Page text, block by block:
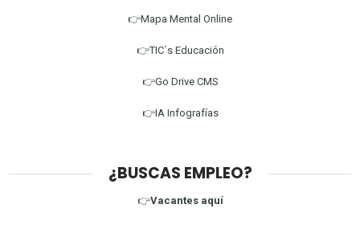
👉Mapa Mental Online
👉TIC´s Educación
👉Go Drive CMS
👉IA Infografías
¿BUSCAS EMPLEO?
👉Vacantes aquí